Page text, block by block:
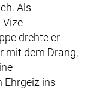
Als
drehte er
mit dem Drang,
Ehrgeiz ins